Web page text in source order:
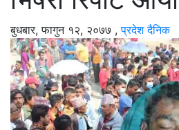
बुधबार, फागुन १२, २०७७ ,प्रदेश दैनिक